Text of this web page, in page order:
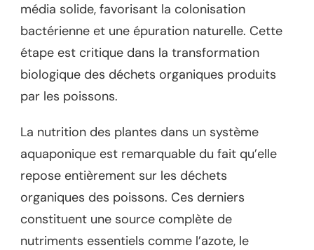
média solide, favorisant la colonisation
bactérienne et une épuration naturelle. Cette
étape est critique dans la transformation
biologique des déchets organiques produits
par les poissons.
La nutrition des plantes dans un système
aquaponique est remarquable du fait qu’elle
repose entièrement sur les déchets
organiques des poissons. Ces derniers
constituent une source complète de
nutriments essentiels comme l’azote, le